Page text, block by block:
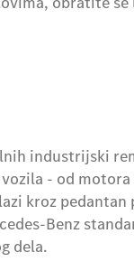
industrijski
- od
kroz
Benz
dela.